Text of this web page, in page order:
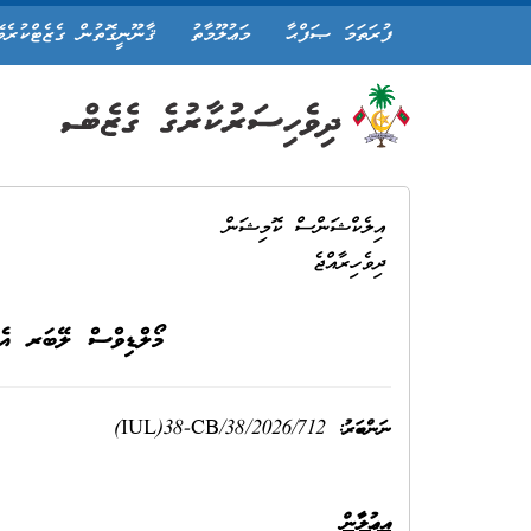
ފުރަތަމަ ޞަފްޙާ މަޢުލޫމާތު ޤާނޫނީގޮތުން
އިލެކްޝަންސް ކޮމިޝަން
ދިވެހިރާއްޖެ
މޯލްޑިވްސް ލޭބަރ
(IUL)38-CB/38/2026/712 :ނަންބަރު
އިޢުލާން